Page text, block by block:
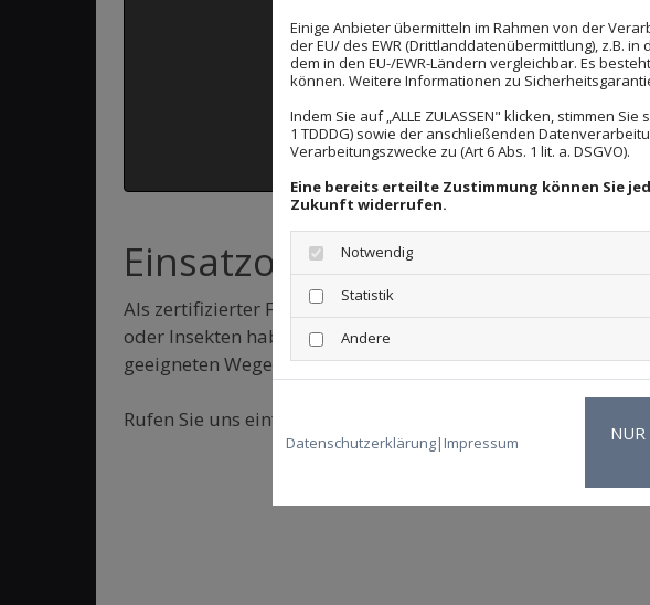
Einsatzort in Friedeburg
Als zertifizierter Fachbetrieb für Schädlingsbekämpfung
oder Insekten haben. Wir führen nach einer Besichtigung
geeigneten Wege zur Schädlingsbekämpfung aufzuzeigen.
Rufen Sie uns einfach zur Terminvereinbarung an.
Einige Anbieter übermitteln im Rahmen von der
der EU/ des EWR (Drittlanddatenübermittlung), z.B.
dem in den EU-/EWR-Ländern vergleichbar. Es
können. Weitere Informationen zu
Indem Sie auf „ALLE ZULASSEN" klicken, stimmen
1 TDDDG) sowie der anschließenden
Verarbeitungszwecke zu (Art 6 Abs. 1 lit. a. DSGVO).
Eine bereits erteilte Zustimmung können Sie
Zukunft widerrufen.
Notwendig
Statistik
Andere
Datenschutzerklärung| Impressum